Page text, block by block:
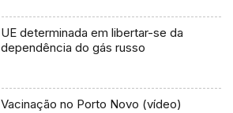
UE determinada em libertar-se da
dependência do gás russo
Vacinação no Porto Novo (vídeo)